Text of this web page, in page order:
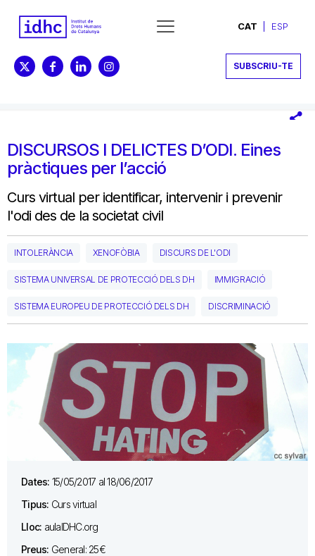
CAT ESP
SUBSCRIU-TE
DISCURSOS I DELICTES D’ODI. Eines
pràctiques per l’acció
Curs virtual per identificar, intervenir i prevenir
l'odi des de la societat civil
INTOLERÀNCIA XENOFÒBIA DISCURS DE L'ODI
SISTEMA UNIVERSAL DE PROTECCIÓ DELS DH IMMIGRACIÓ
SISTEMA EUROPEU DE PROTECCIÓ DELS DH DISCRIMINACIÓ
Dates: 15/05/2017 al 18/06/2017
Tipus: Curs virtual
Lloc: aulaIDHC.org
Preus: General: 25€